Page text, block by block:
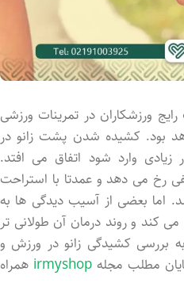
ورزشکاران در تمرینات ورزشی
بود. کشیده شدن پشت زانو در
وارد شود اتفاق می افتد.
رخ می دهد و عمدتا با استراحت
اما بعضی از آسیب دیدگی ها به
کند و روند درمان آن طولانی تر
بررسی کشیدگی زانو در ورزش و
مطلب مجله irmyshop همراه